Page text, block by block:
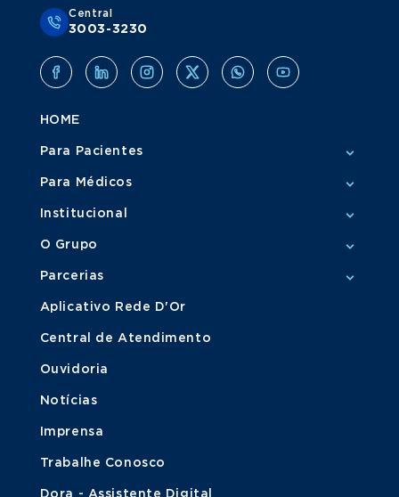
Central
3003-3230
HOME
Para Pacientes
Para Médicos
Institucional
O Grupo
Parcerias
Aplicativo Rede D'Or
Central de Atendimento
Ouvidoria
Notícias
Imprensa
Trabalhe Conosco
Dora - Assistente Digital